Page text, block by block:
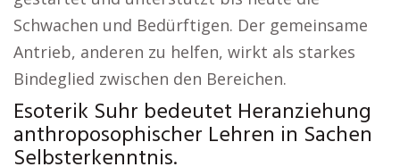
Schwachen und Bedürftigen. Der gemeinsame
Antrieb, anderen zu helfen, wirkt als starkes
Bindeglied zwischen den Bereichen.
Esoterik Suhr bedeutet Heranziehung
anthroposophischer Lehren in Sachen
Selbsterkenntnis.